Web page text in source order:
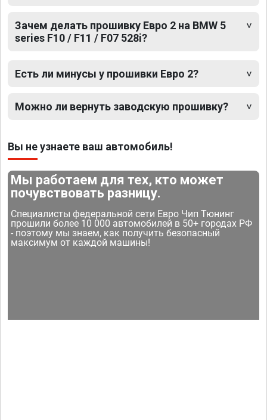
Зачем делать прошивку Евро 2 на BMW 5
series F10 / F11 / F07 528i?
Есть ли минусы у прошивки Евро 2?
Можно ли вернуть заводскую прошивку?
Вы не узнаете ваш автомобиль!
Мы работаем для тех, кто может
почувствовать разницу.
Специалисты федеральной сети Евро Чип Тюнинг
прошили более 10 000 автомобилей в 50+ городах РФ
- поэтому мы знаем, как получить безопасный
максимум от каждой машины!